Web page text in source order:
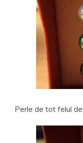
Perle de tot felul